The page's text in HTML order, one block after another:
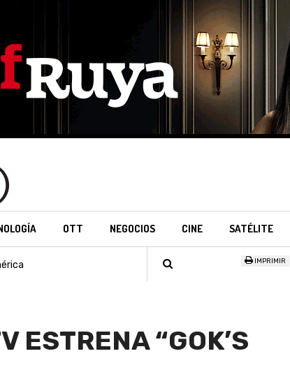
OTT NEGOCIOS CINE SATÉLITE
IMPRIMIR
ESTRENA “GOK’S